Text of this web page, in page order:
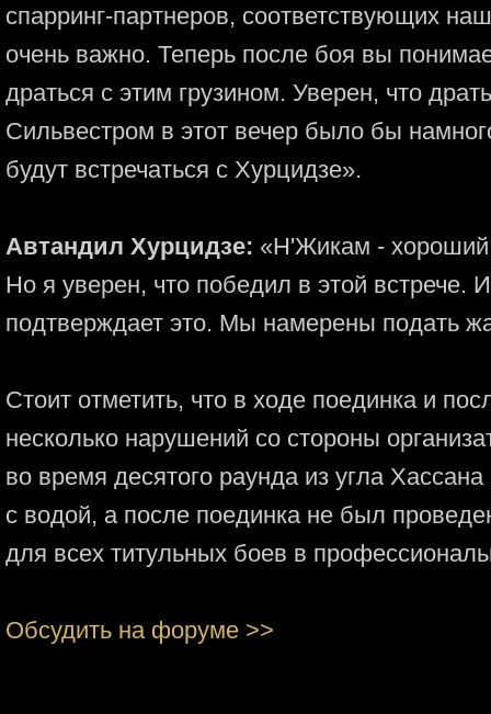
спарринг-партнеров, соответствующих
очень важно. Теперь после боя вы
драться с этим грузином. Уверен, что
Сильвестром в этот вечер было бы
будут встречаться с Хурцидзе».
Автандил Хурцидзе: «Н'Жикам - хороший
Но я уверен, что победил в этой встрече.
подтверждает это. Мы намерены подать
Стоит отметить, что в ходе поединка и
несколько нарушений со стороны
во время десятого раунда из угла
с водой, а после поединка не был
для всех титульных боев в
Обсудить на форуме >>